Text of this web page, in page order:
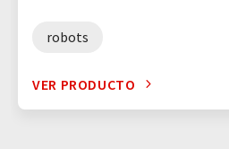
robots
VER PRODUCTO